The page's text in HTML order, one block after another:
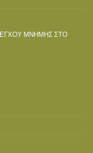
ΜΝΗΜΗΣ ΣΤΟ